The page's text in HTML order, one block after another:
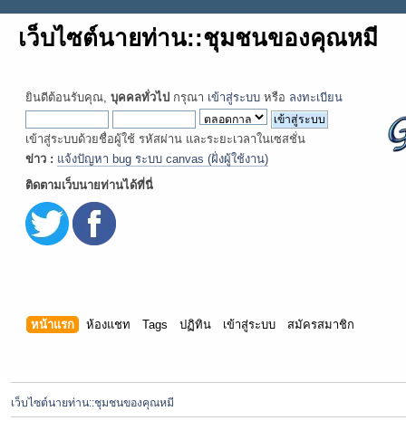
เว็บไซต์นายท่าน::ชุมชนของคุณหมี
ยินดีต้อนรับคุณ, บุคคลทั่วไป กรุณา เข้าสู่ระบบ หรือ ลงทะเบียน
เข้าสู่ระบบด้วยชื่อผู้ใช้ รหัสผ่าน และระยะเวลาในเซสชั่น
ข่าว : แจ้งปัญหา bug ระบบ canvas (ฝั่งผู้ใช้งาน)
ติดตามเว็บนายท่านได้ที่นี่
หน้าแรก ห้องแชท Tags ปฏิทิน เข้าสู่ระบบ สมัครสมาชิก
เว็บไซต์นายท่าน::ชุมชนของคุณหมี